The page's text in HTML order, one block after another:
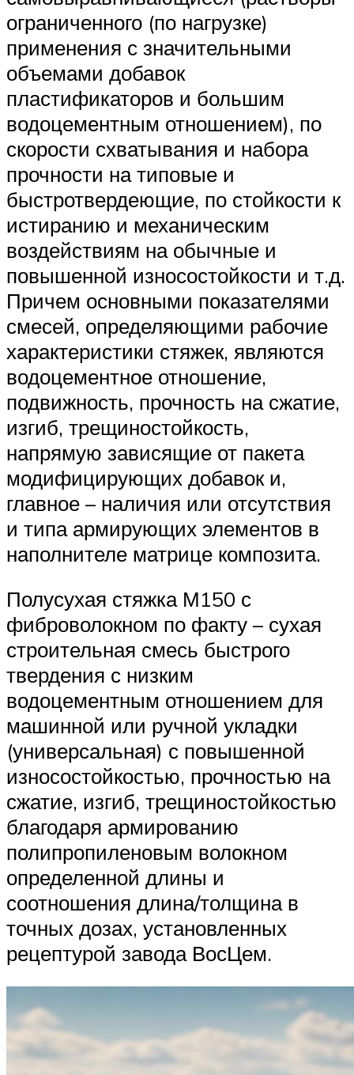
ограниченного (по нагрузке)
применения с значительными
объемами добавок
пластификаторов и большим
водоцементным отношением), по
скорости схватывания и набора
прочности на типовые и
быстротвердеющие, по стойкости к
истиранию и механическим
воздействиям на обычные и
повышенной износостойкости и т.д.
Причем основными показателями
смесей, определяющими рабочие
характеристики стяжек, являются
водоцементное отношение,
подвижность, прочность на сжатие,
изгиб, трещиностойкость,
напрямую зависящие от пакета
модифицирующих добавок и,
главное – наличия или отсутствия
и типа армирующих элементов в
наполнителе матрице композита.
Полусухая стяжка М150 с
фиброволокном по факту – сухая
строительная смесь быстрого
твердения с низким
водоцементным отношением для
машинной или ручной укладки
(универсальная) с повышенной
износостойкостью, прочностью на
сжатие, изгиб, трещиностойкостью
благодаря армированию
полипропиленовым волокном
определенной длины и
соотношения длина/толщина в
точных дозах, установленных
рецептурой завода ВосЦем.